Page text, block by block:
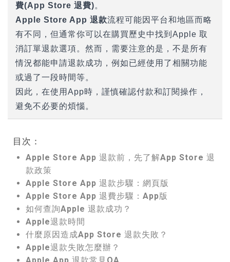
費(App Store 退費)。
Apple Store App 退款流程可能因平台和地區而略
有不同，但通常你可以在購買歷史中找到Apple 取
消訂單退款選項。然而，需要注意的是，不是所有
情況都能申請退款成功，例如已經使用了相關功能
或過了一段時間等。
因此，在使用App時，謹慎確認付款和訂閱操作，
避免不必要的煩惱。
目次：
Apple Store App 退款前，先了解App Store 退
款政策
Apple Store App 退款步驟：網頁版
Apple Store App 退費步驟：App版
如何查詢Apple 退款成功？
Apple退款時間
什麼原因造成App Store 退款失敗？
Apple退款失敗怎麼辦？
Apple App 退款常見QA